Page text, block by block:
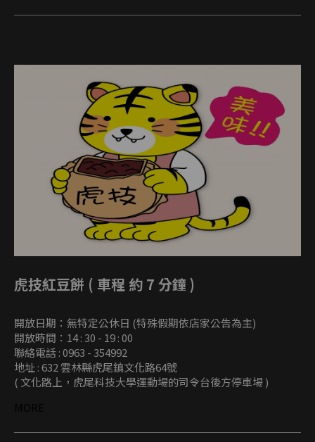
虎技紅豆餅 ( 車程 約 7 分鐘 )
開放日期：無特定公休日 (特殊假期依店家公告為主)
開放時間：14 : 30 - 19 : 00
聯絡電話 : 0963 - 354992
地址 : 632 雲林縣虎尾鎮文化路64號
( 文化路上，虎尾科技大學運動場的司令台後方停車場 )